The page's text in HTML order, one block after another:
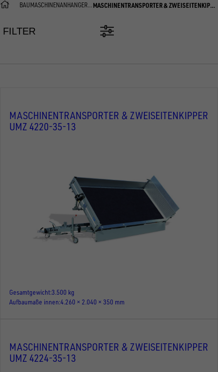
BAUMASCHINENANHÄNGER MASCHINENTRANSPORTER & ZWEISEITENKIPPER
FILTER
MASCHINENTRANSPORTER & ZWEISEITENKIPPER
UMZ 4220-35-13
Gesamtgewicht3.500 kg
Aufbaumaße innen 4.260 × 2.040 × 350 mm
MASCHINENTRANSPORTER & ZWEISEITENKIPPER
UMZ 4224-35-13